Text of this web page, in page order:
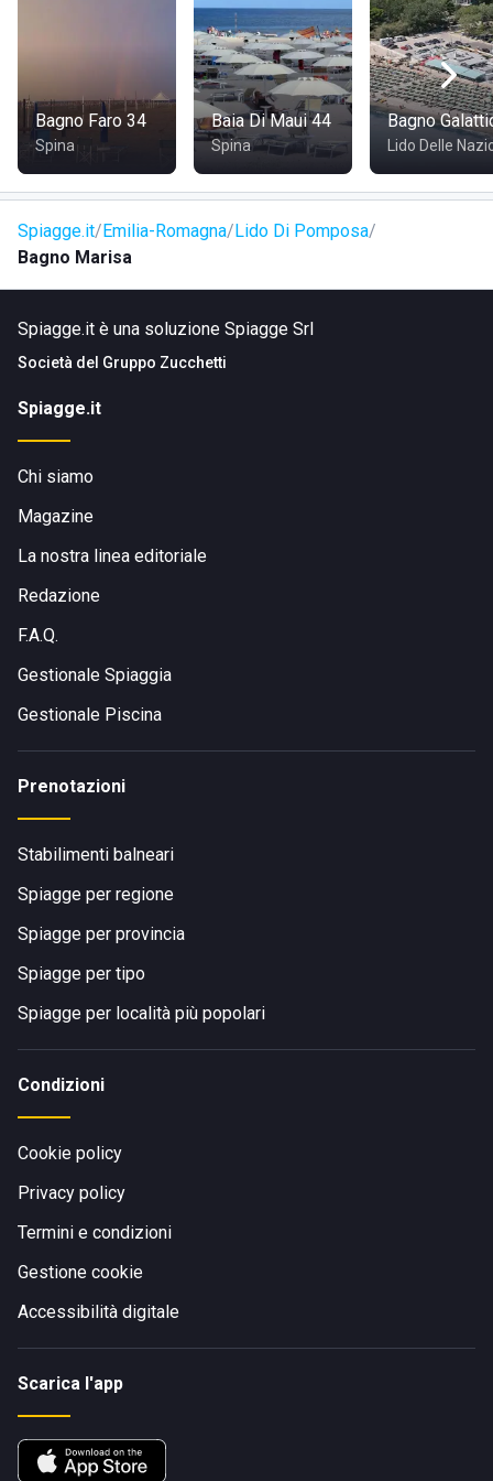
DOVE SI TROVA BAGNO MARISA
La struttura è situata a Lido di Pomposa, in provincia di
Ferrara.
COME RAGGIUNGERE BAGNO MARISA
Si può accedere allo stabilimento tramite illungomare
dunque si trova nelle vicinanze del centro abitato; è
Bagno Faro 34
Spina
Baia Di Maui 44
Spina
Bagno
Lido Delle
Spiagge.it Emilia-Romagna Lido Di Pomposa
Bagno Marisa
Spiagge.it è una soluzione Spiagge Srl
Società del Gruppo Zucchetti
Spiagge.it
Chi siamo
Magazine
La nostra linea editoriale
Redazione
F.A.Q.
Gestionale Spiaggia
Gestionale Piscina
Prenotazioni
Stabilimenti balneari
Spiagge per regione
Spiagge per provincia
Spiagge per tipo
Spiagge per località più popolari
Condizioni
Cookie policy
Privacy policy
Termini e condizioni
Gestione cookie
Accessibilità digitale
Scarica l'app